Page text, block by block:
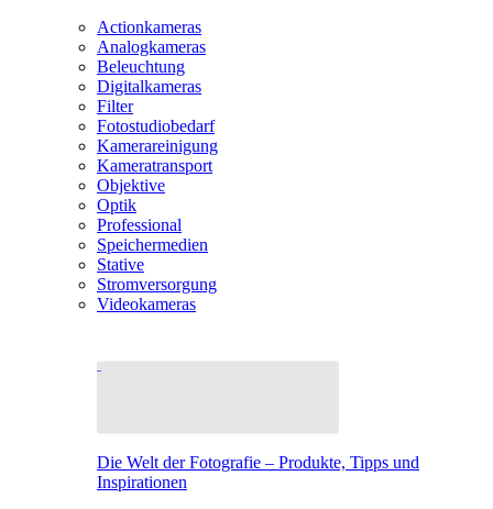
Actionkameras
Analogkameras
Beleuchtung
Digitalkameras
Filter
Fotostudiobedarf
Kamerareinigung
Kameratransport
Objektive
Optik
Professional
Speichermedien
Stative
Stromversorgung
Videokameras
Die Welt der Fotografie – Produkte, Tipps und
Inspirationen